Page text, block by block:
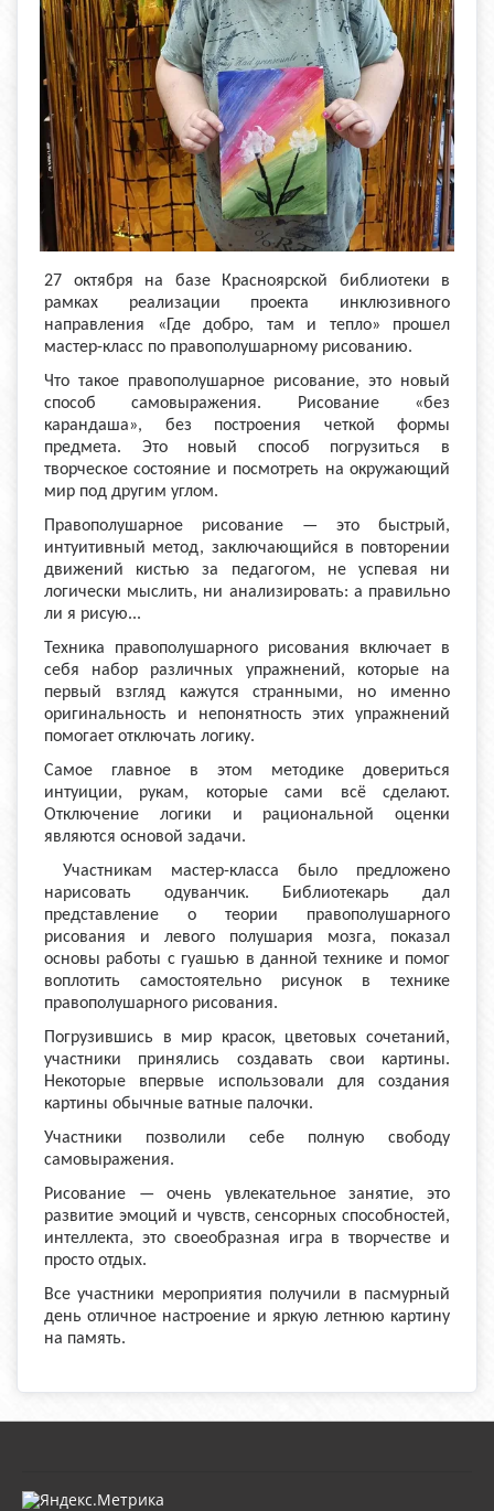
27 октября на базе Красноярской библиотеки в
рамках реализации проекта инклюзивного
направления «Где добро, там и тепло» прошел
мастер-класс по правополушарному рисованию.
Что такое правополушарное рисование, это новый
способ самовыражения. Рисование «без
карандаша», без построения четкой формы
предмета. Это новый способ погрузиться в
творческое состояние и посмотреть на окружающий
мир под другим углом.
Правополушарное рисование — это быстрый,
интуитивный метод, заключающийся в повторении
движений кистью за педагогом, не успевая ни
логически мыслить, ни анализировать: а правильно
ли я рисую...
Техника правополушарного рисования включает в
себя набор различных упражнений, которые на
первый взгляд кажутся странными, но именно
оригинальность и непонятность этих упражнений
помогает отключать логику.
Самое главное в этом методике довериться
интуиции, рукам, которые сами всё сделают.
Отключение логики и рациональной оценки
являются основой задачи.
Участникам мастер-класса было предложено
нарисовать одуванчик. Библиотекарь дал
представление о теории правополушарного
рисования и левого полушария мозга, показал
основы работы с гуашью в данной технике и помог
воплотить самостоятельно рисунок в технике
правополушарного рисования.
Погрузившись в мир красок, цветовых сочетаний,
участники принялись создавать свои картины.
Некоторые впервые использовали для создания
картины обычные ватные палочки.
Участники позволили себе полную свободу
самовыражения.
Рисование — очень увлекательное занятие, это
развитие эмоций и чувств, сенсорных способностей,
интеллекта, это своеобразная игра в творчестве и
просто отдых.
Все участники мероприятия получили в пасмурный
день отличное настроение и яркую летнюю картину
на память.